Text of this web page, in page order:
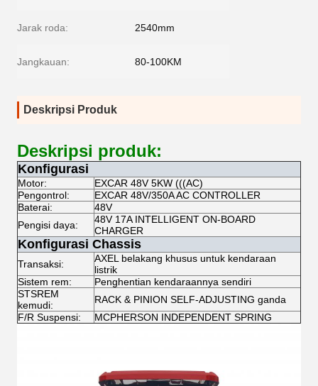
Jarak roda: 2540mm
Jangkauan: 80-100KM
Deskripsi Produk
Deskripsi produk:
Konfigurasi
Motor:
EXCAR 48V 5KW (((AC)
Pengontrol:
EXCAR 48V/350A AC CONTROLLER
Baterai:
48V
Pengisi daya:
48V 17A INTELLIGENT ON-BOARD
CHARGER
Konfigurasi Chassis
Transaksi:
AXEL belakang khusus untuk kendaraan
listrik
Sistem rem:
Penghentian kendaraannya sendiri
STSREM
kemudi:
RACK & PINION SELF-ADJUSTING ganda
F/R Suspensi:
MCPHERSON INDEPENDENT SPRING